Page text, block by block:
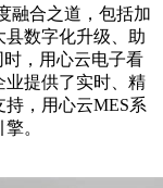
融合之道，包括加
数字化升级、助
时，用心云电子看
业提供了实时、精
，用心云MES系
。